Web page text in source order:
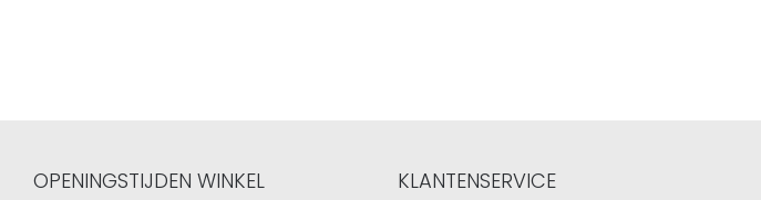
OPENINGSTIJDEN WINKEL KLANTENSERVICE